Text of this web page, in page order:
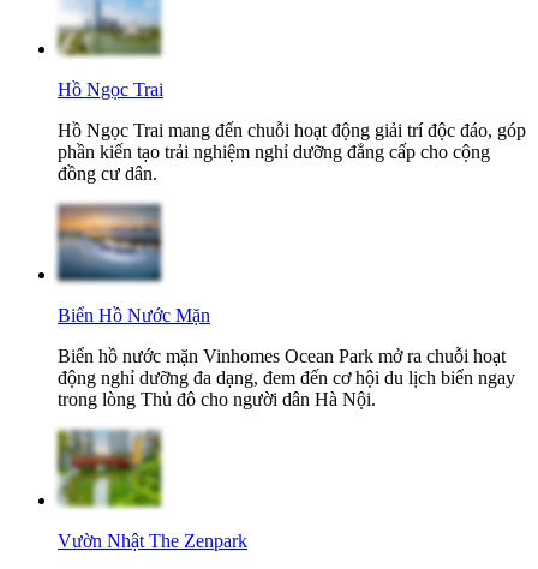
Hồ Ngọc Trai
Hồ Ngọc Trai mang đến chuỗi hoạt động giải trí độc đáo, góp
phần kiến tạo trải nghiệm nghỉ dưỡng đẳng cấp cho cộng
đồng cư dân.
Biển Hồ Nước Mặn
Biển hồ nước mặn Vinhomes Ocean Park mở ra chuỗi hoạt
động nghỉ dưỡng đa dạng, đem đến cơ hội du lịch biển ngay
trong lòng Thủ đô cho người dân Hà Nội.
Vườn Nhật The Zenpark